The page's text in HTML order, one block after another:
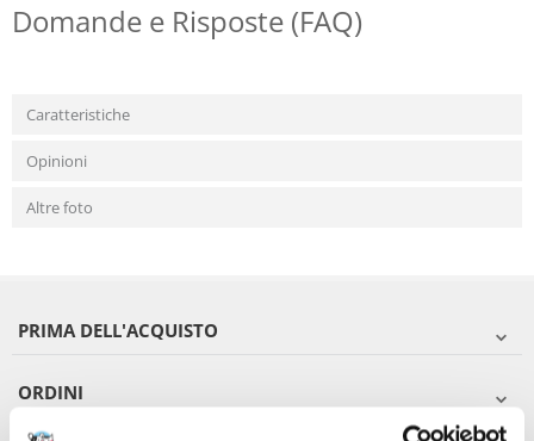
Domande e Risposte (FAQ)
Caratteristiche
Opinioni
Altre foto
PRIMA DELL'ACQUISTO
ORDINI